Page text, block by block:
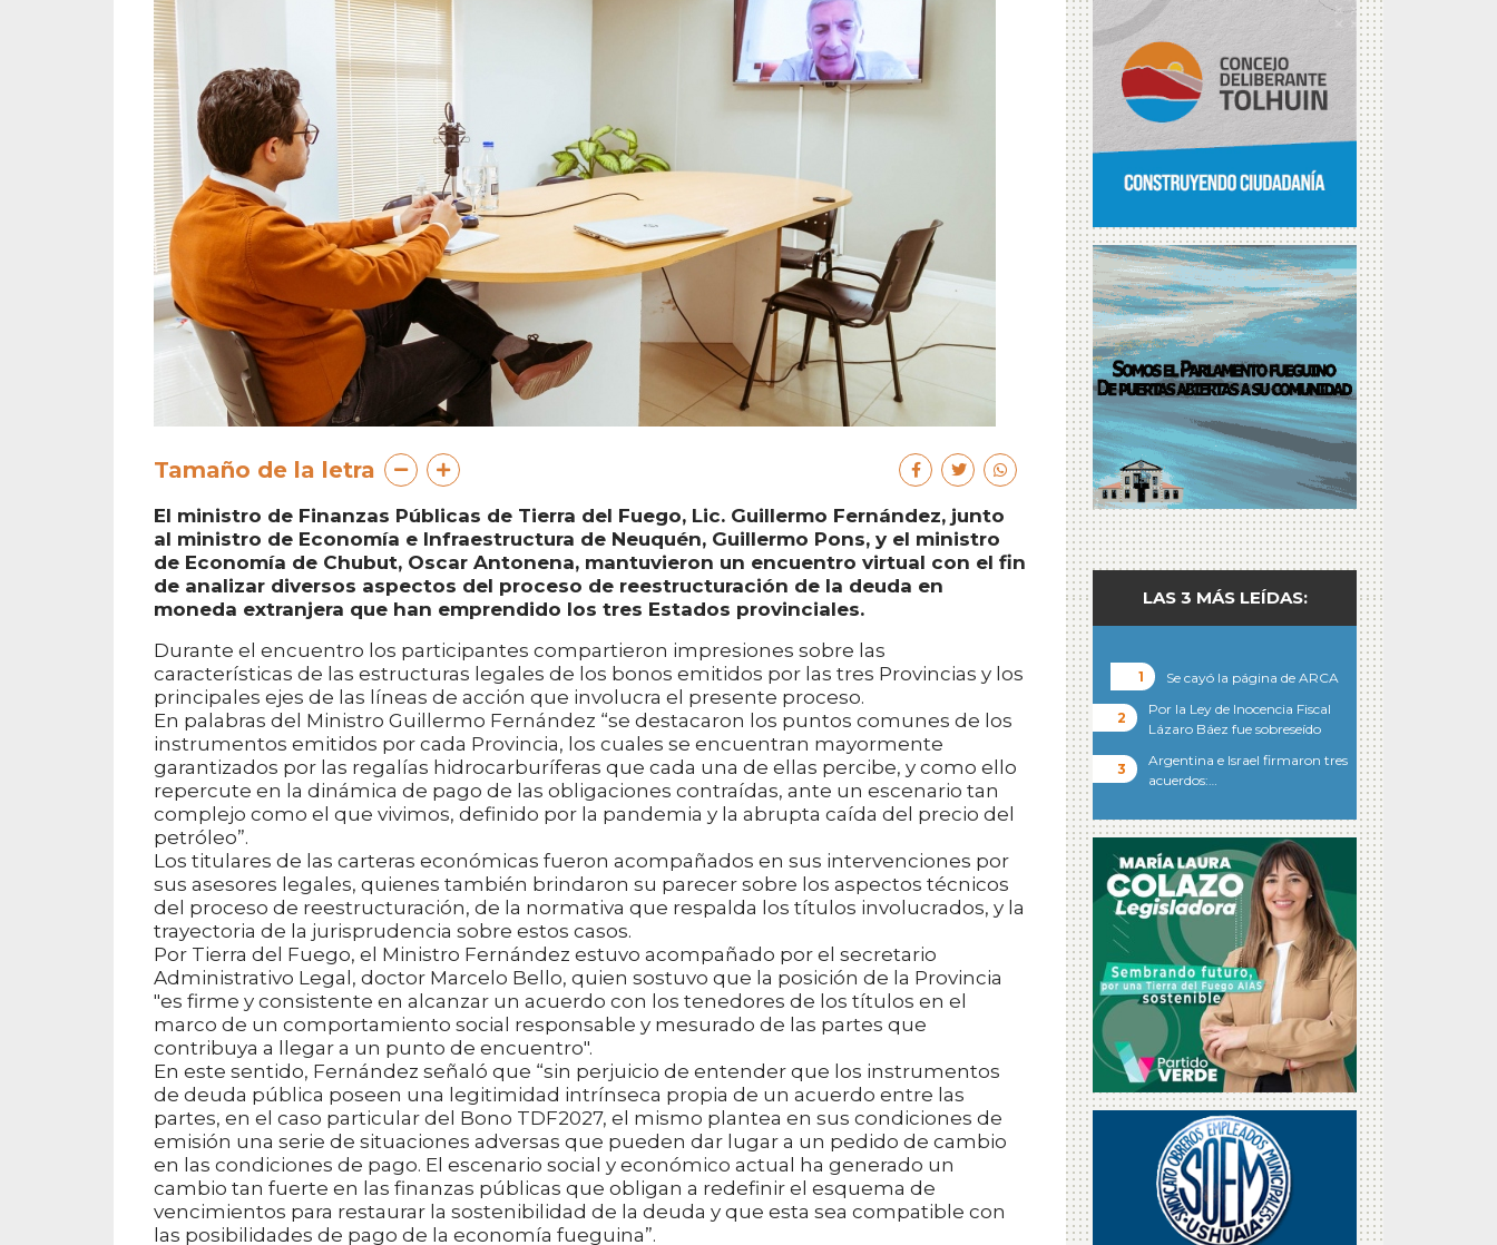
Tamaño de la letra
El ministro de Finanzas Públicas de Tierra del Fuego, Lic. Guillermo Fernández, junto
al ministro de Economía e Infraestructura de Neuquén, Guillermo Pons, y el ministro
de Economía de Chubut, Oscar Antonena, mantuvieron un encuentro virtual con el fin
de analizar diversos aspectos del proceso de reestructuración de la deuda en
moneda extranjera que han emprendido los tres Estados provinciales.
Durante el encuentro los participantes compartieron impresiones sobre las
características de las estructuras legales de los bonos emitidos por las tres Provincias y los
principales ejes de las líneas de acción que involucra el presente proceso.
En palabras del Ministro Guillermo Fernández “se destacaron los puntos comunes de los
instrumentos emitidos por cada Provincia, los cuales se encuentran mayormente
garantizados por las regalías hidrocarburíferas que cada una de ellas percibe, y como ello
repercute en la dinámica de pago de las obligaciones contraídas, ante un escenario tan
complejo como el que vivimos, definido por la pandemia y la abrupta caída del precio del
petróleo”.
Los titulares de las carteras económicas fueron acompañados en sus intervenciones por
sus asesores legales, quienes también brindaron su parecer sobre los aspectos técnicos
del proceso de reestructuración, de la normativa que respalda los títulos involucrados, y la
trayectoria de la jurisprudencia sobre estos casos.
Por Tierra del Fuego, el Ministro Fernández estuvo acompañado por el secretario
Administrativo Legal, doctor Marcelo Bello, quien sostuvo que la posición de la Provincia
"es firme y consistente en alcanzar un acuerdo con los tenedores de los títulos en el
marco de un comportamiento social responsable y mesurado de las partes que
contribuya a llegar a un punto de encuentro".
En este sentido, Fernández señaló que “sin perjuicio de entender que los instrumentos
de deuda pública poseen una legitimidad intrínseca propia de un acuerdo entre las
partes, en el caso particular del Bono TDF2027, el mismo plantea en sus condiciones de
emisión una serie de situaciones adversas que pueden dar lugar a un pedido de cambio
en las condiciones de pago. El escenario social y económico actual ha generado un
cambio tan fuerte en las finanzas públicas que obligan a redefinir el esquema de
vencimientos para restaurar la sostenibilidad de la deuda y que esta sea compatible con
las posibilidades de pago de la economía fueguina”.
LAS 3 MÁS LEÍDAS:
Se cayó la página de ARCA
Por la Ley de Inocencia Fiscal
Lázaro Báez fue sobreseído
Argentina e Israel firmaron tres
acuerdos:…